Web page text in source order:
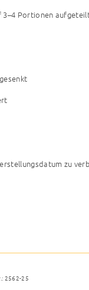
3–4 Portionen
zu
2562-25